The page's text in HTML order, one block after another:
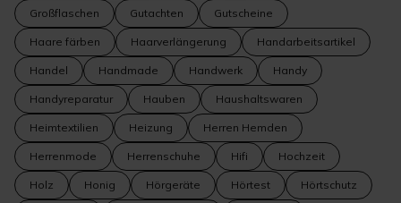
Großflaschen Gutachten Gutscheine
Haare färben Haarverlängerung Handarbeitsartikel
Handel Handmade Handwerk Handy
Handyreparatur Hauben Haushaltswaren
Heimtextilien Heizung Herren Hemden
Herrenmode Herrenschuhe Hifi Hochzeit
Holz Honig Hörgeräte Hörtest Hörtschutz